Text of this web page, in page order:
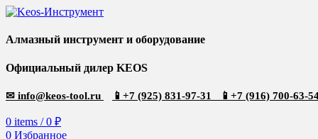
Алмазный инструмент и оборудование
Официальный дилер KEOS
✉ info@keos-tool.ru 📱 +7 (925) 831-97-31 📱 +7 (916) 700-63-
0 items / 0 ₽
0 Избранное